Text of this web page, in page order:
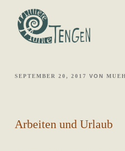
selbstorganisierte, solidarische
VERÖFFENTLICHT
SEPTEMBER 20, 2017 VON
Arbeiten und Urlaub